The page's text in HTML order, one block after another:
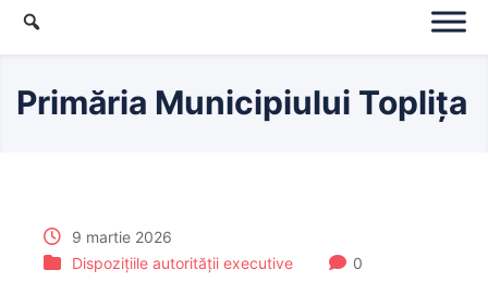
Primăria Municipiului Toplița
9 martie 2026
Dispozițiile autorității executive
0